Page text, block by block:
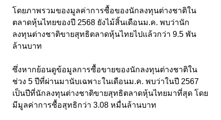
โดยภาพรวมของมูลค่าการซื้อของนักลงทุนต่างชาติใน
ตลาดหุ้นไทยของปี 2568 ยังไม้สิ้นเดือนม.ค. พบว่านัก
ลงทุนต่างชาติขายสุทธิตลาดหุ้นไทยไปแล้วกว่า 9.5 พัน
ล้านบาท
ซึ่งหากย้อนดูข้อมูลการซื้อขายของนักลงทุนต่างชาติใน
ช่วง 5 ปีที่ผ่านมานับเฉพาะในเดือนม.ค. พบว่าในปี 2567
เป็นปีที่นักลงทุนต่างชาติขายสุทธิตลาดหุ้นไทยมาที่สุด โดย
มีมูลค่าการซื้อสุทธิกว่า 3.08 หมื่นล้านบาท